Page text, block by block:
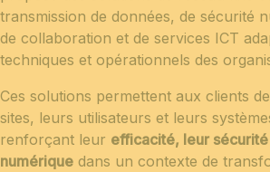
transmission de données, de sécurité
de collaboration et de services ICT
techniques et opérationnels des
Ces solutions permettent aux clients
sites, leurs utilisateurs et leurs
renforçant leur efficacité, leur
numérique dans un contexte de